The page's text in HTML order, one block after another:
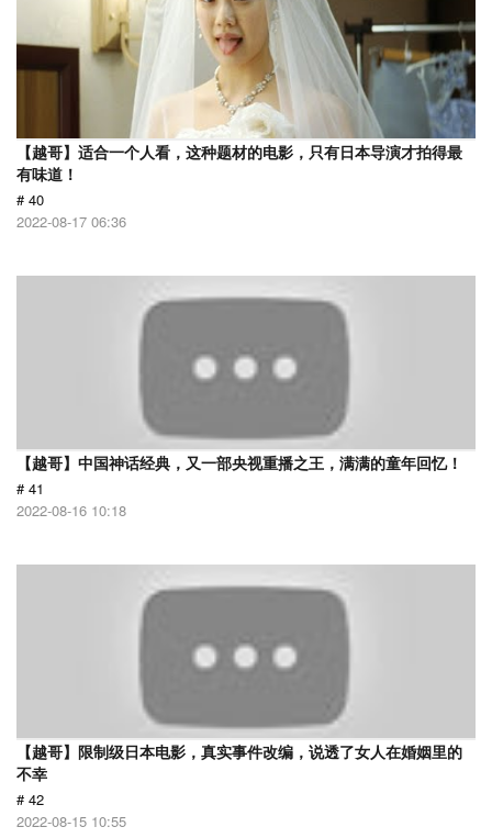
【越哥】适合一个人看，这种题材的电影，只有日本导演才拍得最
有味道！
# 40
2022-08-17 06:36
【越哥】中国神话经典，又一部央视重播之王，满满的童年回忆！
# 41
2022-08-16 10:18
【越哥】限制级日本电影，真实事件改编，说透了女人在婚姻里的
不幸
# 42
2022-08-15 10:55